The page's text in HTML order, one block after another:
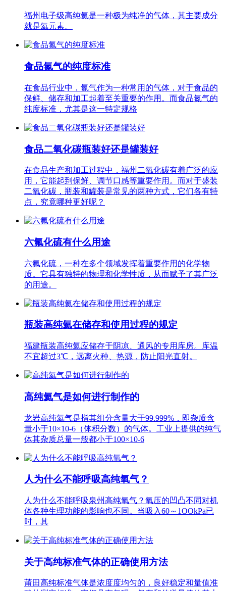
福州电子级高纯氦是一种极为纯净的气体，其主要成分
就是氦元素。
食品氮气的纯度标准
在食品行业中，氮气作为一种常用的气体，对于食品的
保鲜、储存和加工起着至关重要的作用。而食品氮气的
纯度标准，尤其是这一特定规格
食品二氧化碳瓶装好还是罐装好
在食品生产和加工过程中，福州二氧化碳有着广泛的应
用，它能起到保鲜、调节口感等重要作用。而对于盛装
二氧化碳，瓶装和罐装是常见的两种方式，它们各有特
点，究竟哪种更好呢？
六氟化硫有什么用途
六氟化硫，一种在多个领域发挥着重要作用的化学物
质。它具有独特的物理和化学性质，从而赋予了其广泛
的用途。
瓶装高纯氦在储存和使用过程的规定
福建瓶装高纯氦应储存于阴凉、通风的专用库房。库温
不宜超过3℃，远离火种、热源，防止阳光直射。
高纯氦气是如何进行制作的
龙岩高纯氦气是指其组分含量大于99.999%，即杂质含
量小于10×10-6（体积分数）的气体。工业上提供的纯气
体其杂质总量一般都小于100×10-6
人为什么不能呼吸高纯氧气？
人为什么不能呼吸泉州高纯氧气？氧压的凹凸不同对机
体各种生理功能的影响也不同。当吸入60～1OOkPa已
时，其
关于高纯标准气体的正确使用方法
莆田高纯标准气体是浓度度均匀的，良好稳定和量值准